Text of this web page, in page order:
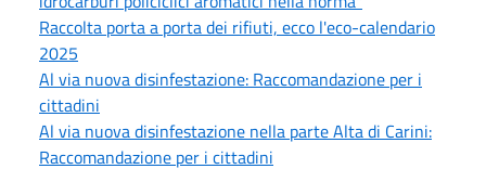
Raccolta porta a porta dei rifiuti, ecco l'eco-calendario
2025
Al via nuova disinfestazione: Raccomandazione per i
cittadini
Al via nuova disinfestazione nella parte Alta di Carini:
Raccomandazione per i cittadini